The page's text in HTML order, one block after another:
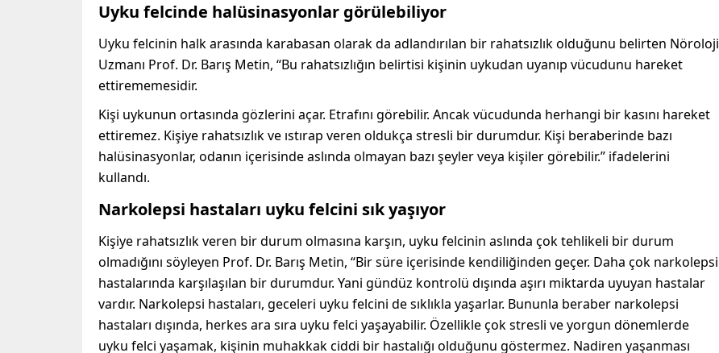
Uyku felcinde halüsinasyonlar görülebiliyor
Uyku felcinin halk arasında karabasan olarak da adlandırılan bir rahatsızlık olduğunu belirten Nöroloji
Uzmanı Prof. Dr. Barış Metin, “Bu rahatsızlığın belirtisi kişinin uykudan uyanıp vücudunu hareket
ettirememesidir.
Kişi uykunun ortasında gözlerini açar. Etrafını görebilir. Ancak vücudunda herhangi bir kasını hareket
ettiremez. Kişiye rahatsızlık ve ıstırap veren oldukça stresli bir durumdur. Kişi beraberinde bazı
halüsinasyonlar, odanın içerisinde aslında olmayan bazı şeyler veya kişiler görebilir.” ifadelerini
kullandı.
Narkolepsi hastaları uyku felcini sık yaşıyor
Kişiye rahatsızlık veren bir durum olmasına karşın, uyku felcinin aslında çok tehlikeli bir durum
olmadığını söyleyen Prof. Dr. Barış Metin, “Bir süre içerisinde kendiliğinden geçer. Daha çok narkolepsi
hastalarında karşılaşılan bir durumdur. Yani gündüz kontrolü dışında aşırı miktarda uyuyan hastalar
vardır. Narkolepsi hastaları, geceleri uyku felcini de sıklıkla yaşarlar. Bununla beraber narkolepsi
hastaları dışında, herkes ara sıra uyku felci yaşayabilir. Özellikle çok stresli ve yorgun dönemlerde
uyku felci yaşamak, kişinin muhakkak ciddi bir hastalığı olduğunu göstermez. Nadiren yaşanması